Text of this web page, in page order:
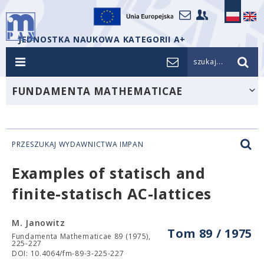
JEDNOSTKA NAUKOWA KATEGORII A+
szukaj...
FUNDAMENTA MATHEMATICAE
PRZESZUKAJ WYDAWNICTWA IMPAN
Examples of statisch and
finite-statisch AC-lattices
Tom 89 / 1975
M. Janowitz
Fundamenta Mathematicae 89 (1975),
225-227
DOI: 10.4064/fm-89-3-225-227